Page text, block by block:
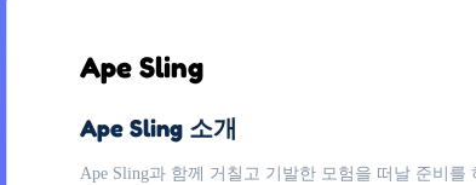
Ape Sling
Ape Sling 소개
Ape Sling과 함께 거칠고 기발한 모험을 떠날 준비